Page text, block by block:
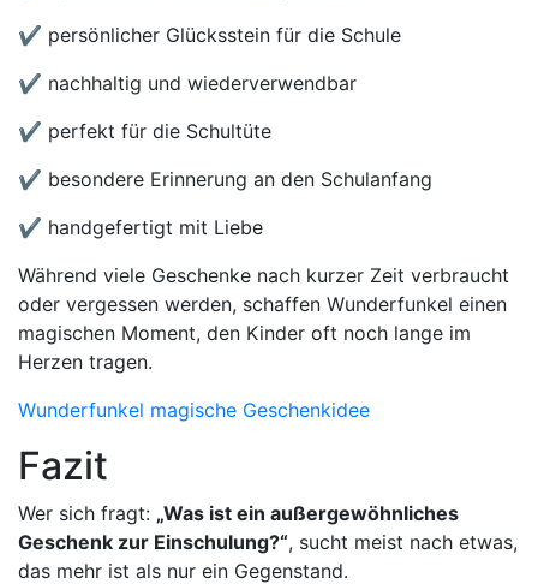
✔ persönlicher Glücksstein für die Schule
✔ nachhaltig und wiederverwendbar
✔ perfekt für die Schultüte
✔ besondere Erinnerung an den Schulanfang
✔ handgefertigt mit Liebe
Während viele Geschenke nach kurzer Zeit verbraucht
oder vergessen werden, schaffen Wunderfunkel einen
magischen Moment, den Kinder oft noch lange im
Herzen tragen.
Wunderfunkel magische Geschenkidee
Fazit
Wer sich fragt: „Was ist ein außergewöhnliches
Geschenk zur Einschulung?“, sucht meist nach etwas,
das mehr ist als nur ein Gegenstand.